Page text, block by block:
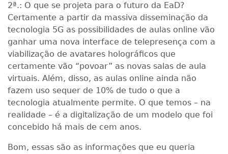
2ª.: O que se projeta para o futuro da EaD?
Certamente a partir da massiva disseminação da
tecnologia 5G as possibilidades de aulas online vão
ganhar uma nova interface de telepresença com a
viabilização de avatares holográficos que
certamente vão “povoar” as novas salas de aula
virtuais. Além, disso, as aulas online ainda não
fazem uso sequer de 10% de tudo o que a
tecnologia atualmente permite. O que temos – na
realidade – é a digitalização de um modelo que foi
concebido há mais de cem anos.
Bom, essas são as informações que eu queria